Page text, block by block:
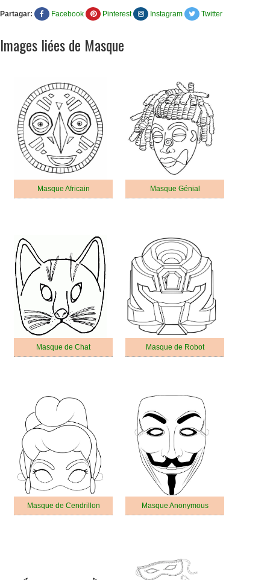
Partagar: Facebook Pinterest Instagram Twitter
Images liées de Masque
Masque Africain Masque Génial
Masque de Chat Masque de Robot
Masque de Cendrillon Masque Anonymous